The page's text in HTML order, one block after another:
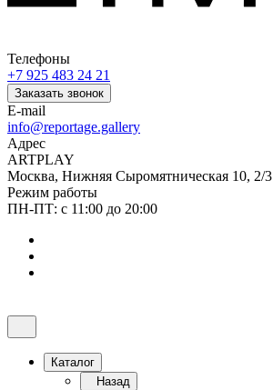
Телефоны
+7 925 483 24 21
Заказать звонок
E-mail
info@reportage.gallery
Адрес
ARTPLAY
Москва, Нижняя Сыромятническая 10, 2/3
Режим работы
ПН-ПТ: с 11:00 до 20:00
Каталог
Назад